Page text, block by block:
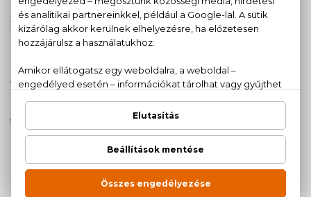
2018 legjobb új parfümje alkategória:
Női parfüm:Bvlgari - Omnia Pink Sapphire EDT
A Te kedvenced is szerepel a nyertesek között? :)
A JÁTÉK MENETE
I. KÖR: NEVEZD BE KEDVENC
ILLATAIDAT!